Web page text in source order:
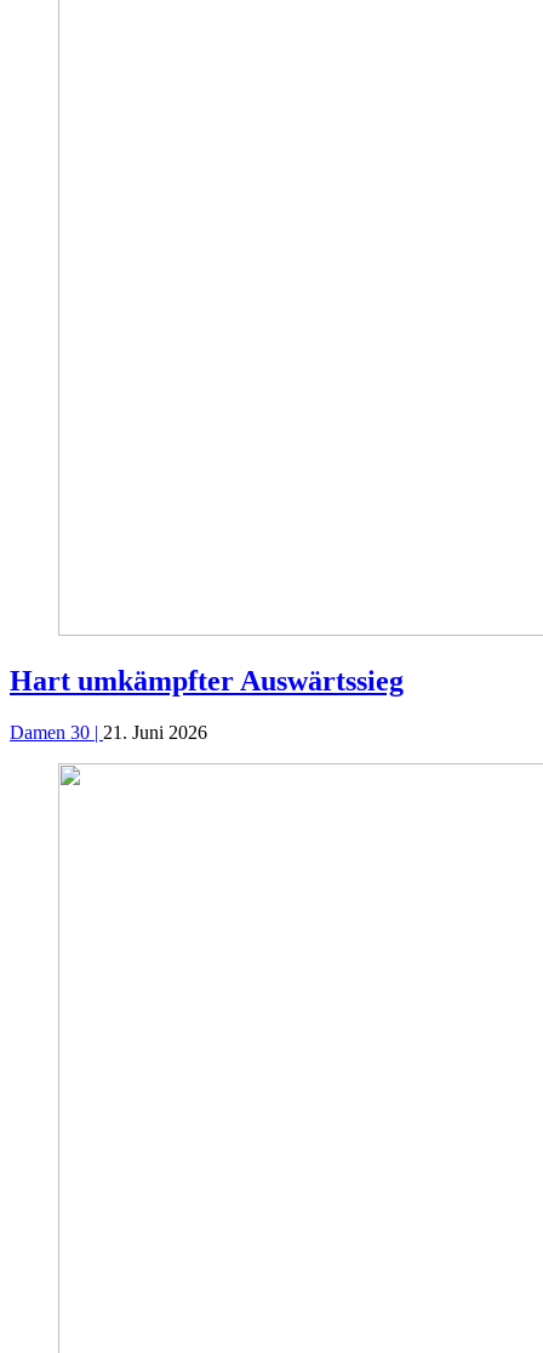
Hart umkämpfter Auswärtssieg
Damen 30 | 21. Juni 2026